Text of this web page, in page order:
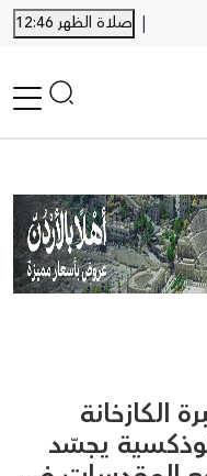
| صلاة الظهر 12:46
الكازخانة
يجسّد